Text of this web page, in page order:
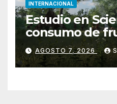
INTERNACIONAL
Estudio en
consumo de
evolución del
humano
AGOSTO 7, 2026